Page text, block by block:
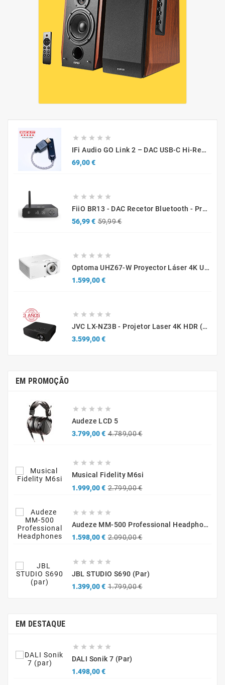
    
IFi Audio GO Link 2 – DAC USB-C Hi-Res Portátil Y Amplificador Para Auriculares
69,00 €Precio
    
FiiO BR13 - DAC Recetor Bluetooth - Promo
56,99 € 59,99 €
    
Optoma UHZ67-W Proyector Láser 4K UHD 4300 Lúmenes Blanco
1.599,00 €Precio
    
JVC LX-NZ3B - Projetor Laser 4K HDR (Caixa Aberta / Demonstração)
3.599,00 €Precio
EM PROMOÇÃO
    
Audeze LCD 5
3.799,00 € 4.789,00 €
    
Musical Fidelity M6si
1.999,00 € 2.799,00 €
    
Audeze MM-500 Professional Headphones
1.598,00 € 2.090,00 €
    
JBL STUDIO S690 (par)
1.399,00 € 1.799,00 €
EM DESTAQUE
    
DALI Sonik 7 (par)
1.498,00 €Precio